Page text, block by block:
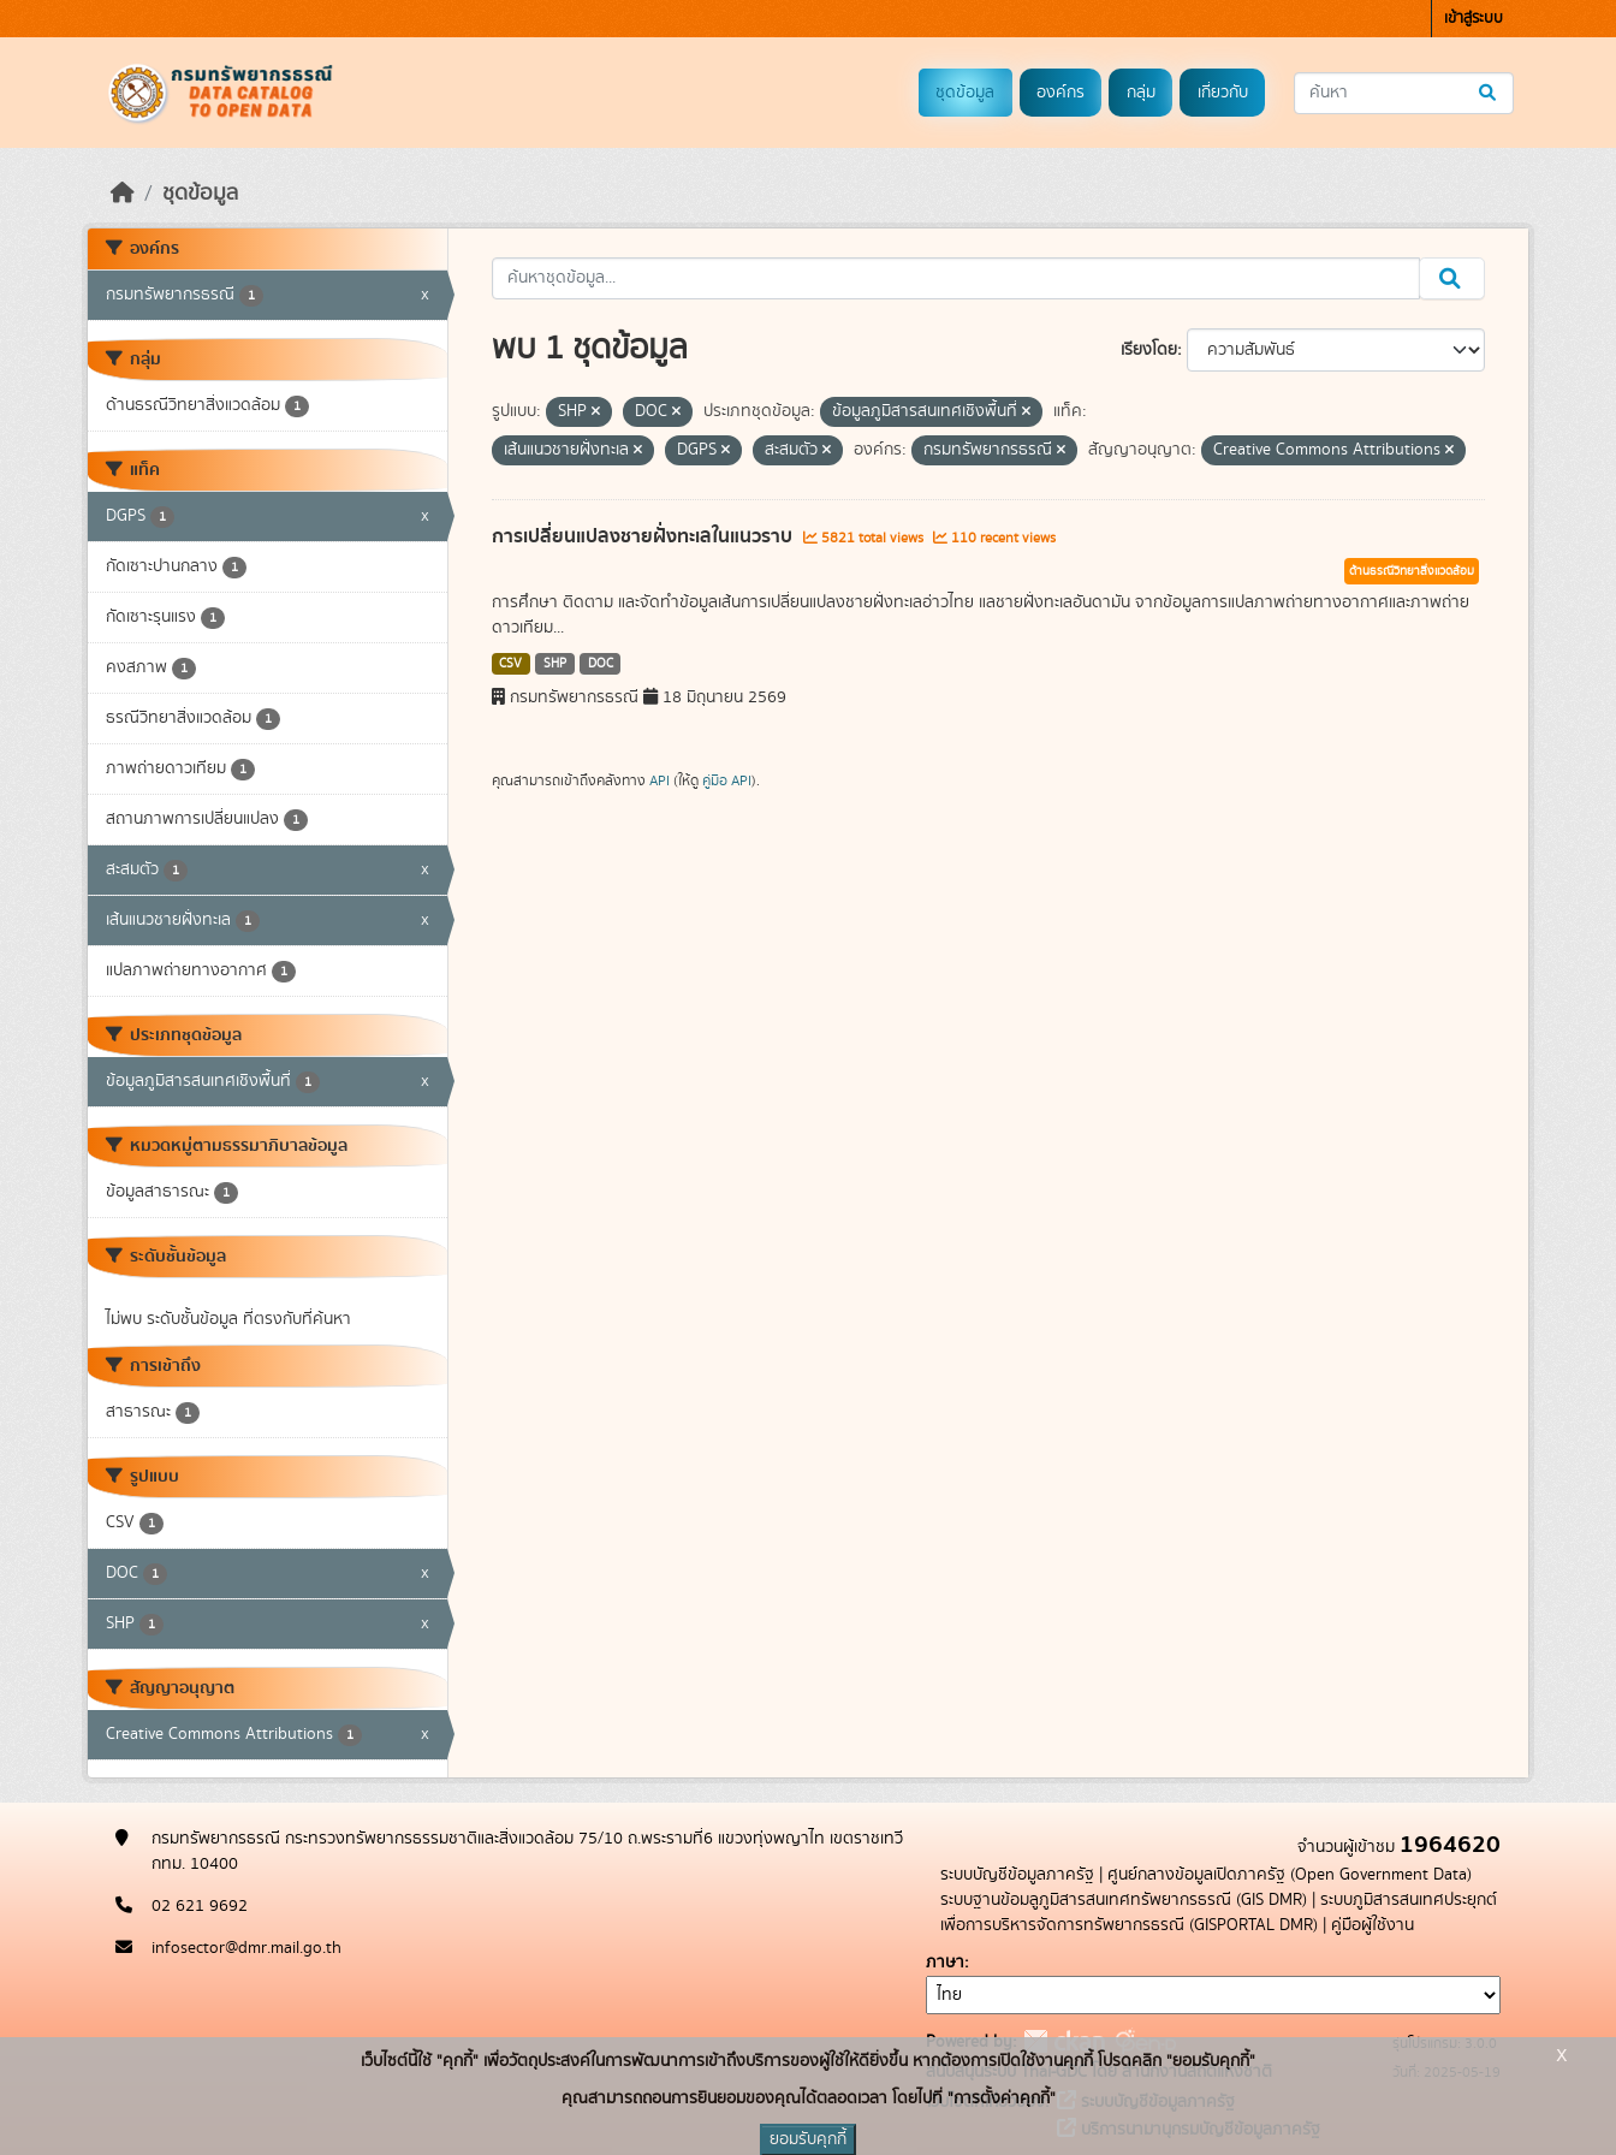
เข้าสู่ระบบ
ชุดข้อมูล องค์กร กลุ่ม เกี่ยวกับ
ชุดข้อมูล
องค์กร
กรมทรัพยากรธรณี 1 x
กลุ่ม
ด้านธรณีวิทยาสิ่งแวดล้อม 1
แท็ค
DGPS 1 x
กัดเซาะปานกลาง 1
กัดเซาะรุนแรง 1
คงสภาพ 1
ธรณีวิทยาสิ่งแวดล้อม 1
ภาพถ่ายดาวเทียม 1
สถานภาพการเปลี่ยนแปลง 1
สะสมตัว 1 x
เส้นแนวชายฝั่งทะเล 1 x
แปลภาพถ่ายทางอากาศ 1
ประเภทชุดข้อมูล
ข้อมูลภูมิสารสนเทศเชิงพื้นที่ 1 x
หมวดหมู่ตามธรรมาภิบาลข้อมูล
ข้อมูลสาธารณะ 1
ระดับชั้นข้อมูล
ไม่พบ ระดับชั้นข้อมูล ที่ตรงกับที่ค้นหา
การเข้าถึง
สาธารณะ 1
รูปแบบ
CSV 1
DOC 1 x
SHP 1 x
สัญญาอนุญาต
Creative Commons Attributions 1 x
เรียงโดย
พบ 1 ชุดข้อมูล
รูปแบบ: SHP DOC ประเภทชุดข้อมูล: ข้อมูลภูมิสารสนเทศเชิงพื้นที่
แท็ค:
เส้นแนวชายฝั่งทะเล
DGPS สะสมตัว องค์กร: กรมทรัพยากรธรณี สัญญาอนุญาต: Creative Commons Attributions
การเปลี่ยนแปลงชายฝั่งทะเลในแนวราบ 5821 total views 110 recent views
ด้านธรณีวิทยาสิ่งแวดล้อม
การศึกษา ติดตาม และจัดทำข้อมูลเส้นการเปลี่ยนแปลงชายฝั่งทะเลอ่าวไทย แลชายฝั่งทะเลอันดามัน จากข้อมูลการแปลภาพถ่ายทางอากาศและภาพถ่าย
ดาวเทียม...
CSV SHP DOC
กรมทรัพยากรธรณี 18 มิถุนายน 2569
คุณสามารถเข้าถึงคลังทาง API (ให้ดู คู่มือ API).
กรมทรัพยากรธรณี กระทรวงทรัพยากรธรรมชาติและสิ่งแวดล้อม 75/10 ถ.พระรามที่6 แขวงทุ่งพญาไท เขตราชเทวี
กทม. 10400
02 621 9692
infosector@dmr.mail.go.th
จำนวนผู้เข้าชม 1964620
ระบบบัญชีข้อมูลภาครัฐ | ศูนย์กลางข้อมูลเปิดภาครัฐ (Open Government Data)
ระบบฐานข้อมลูภูมิสารสนเทศทรัพยากรธรณี (GIS DMR) | ระบบภูมิสารสนเทศประยุกต์
เพื่อการบริหารจัดการทรัพยากรธรณี (GISPORTAL DMR) | คู่มือผู้ใช้งาน
ภาษา
Powered by:
สนับสนุนระบบ Thai-GDC โดย สำนักงานสถิติแห่งชาติ
เว็บไซต์ที่เกี่ยวข้อง:
ระบบบัญชีข้อมูลภาครัฐ
บริการนามานุกรมบัญชีข้อมูลภาครัฐ
รุ่นโปรแกรม: 3.0.0
วันที่: 2025-05-19
เว็บไซต์นี้ใช้ "คุกกี้" เพื่อวัตถุประสงค์ในการพัฒนาการเข้าถึงบริการของผู้ใช้ให้ดียิ่งขึ้น หากต้องการเปิดใช้งานคุกกี้ โปรดคลิก "ยอมรับคุกกี้"
คุณสามารถถอนการยินยอมของคุณได้ตลอดเวลา โดยไปที่ "การตั้งค่าคุกกี้"
ยอมรับคุกกี้
x